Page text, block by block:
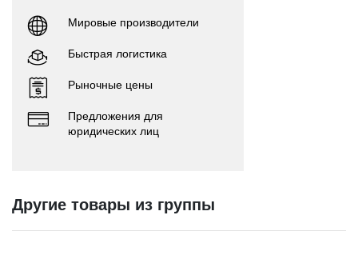
Мировые производители
Быстрая логистика
Рыночные цены
Предложения для
юридических лиц
Другие товары из группы